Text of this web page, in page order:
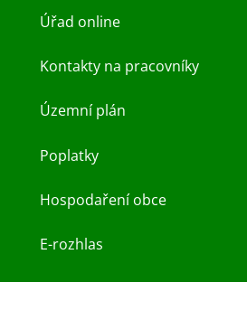
Úřad online
Kontakty na pracovníky
Územní plán
Poplatky
Hospodaření obce
E-rozhlas